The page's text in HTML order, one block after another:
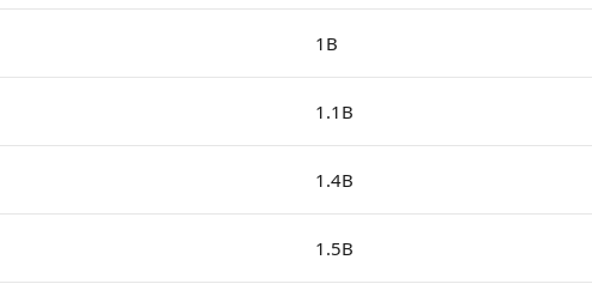
1B
1.1B
1.4B
1.5B